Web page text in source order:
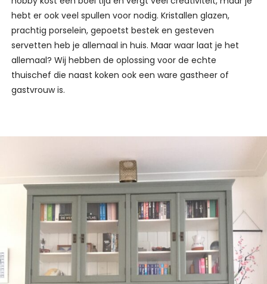
hebt er ook veel spullen voor nodig. Kristallen glazen,
prachtig porselein, gepoetst bestek en gesteven
servetten heb je allemaal in huis. Maar waar laat je het
allemaal? Wij hebben de oplossing voor de echte
thuischef die naast koken ook een ware gastheer of
gastvrouw is.